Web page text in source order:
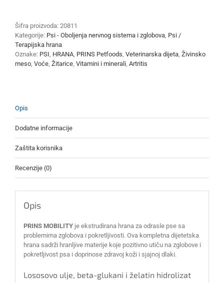
Šifra proizvoda: 20811
Kategorije: Psi - Oboljenja nervnog sistema i zglobova Psi /
Terapijska hrana
Oznake: PSI HRANA PRINS Petfoods Veterinarska dijeta Živinsko
meso Voće Žitarice Vitamini i minerali Artritis
Opis
Dodatne informacije
Zaštita korisnika
Recenzije (0)
Opis
PRINS MOBILITYje ekstrudirana hrana za odrasle pse sa
problemima zglobova i pokretljivosti. Ova kompletna dijetetska
hrana sadrži hranljive materije koje pozitivno utiču na zglobove i
pokretljivost psa i doprinose zdravoj koži i sjajnoj dlaki.
Lososovo ulje, beta-glukani i želatin hidrolizat